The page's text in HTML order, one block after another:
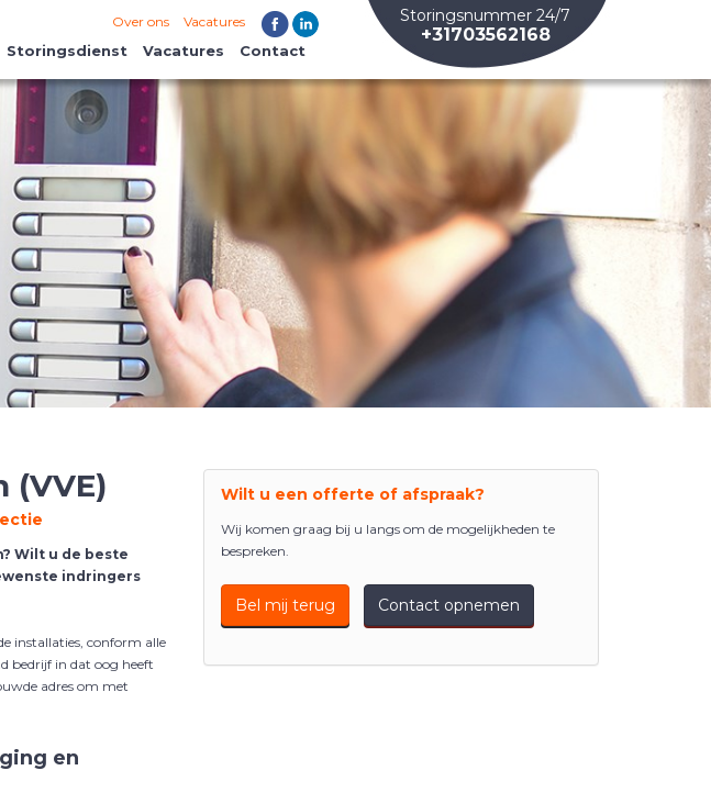
Storingsnummer 24/7
+31703562168
Over ons Vacatures
Storingsdienst Vacatures Contact
(VVE)
Wilt u de beste
indringers
installaties, conform alle
bedrijf in dat oog heeft
adres om met
en
Wilt u een offerte of afspraak?
Wij komen graag bij u langs om de mogelijkheden te
bespreken.
Bel mij terug Contact opnemen